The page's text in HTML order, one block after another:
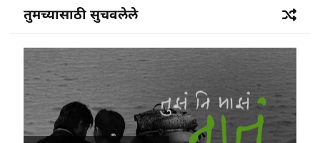
तुमच्यासाठी सुचवलेले